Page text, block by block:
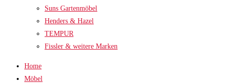
Suns Gartenmöbel
Henders & Hazel
TEMPUR
Fissler & weitere Marken
Home
Möbel